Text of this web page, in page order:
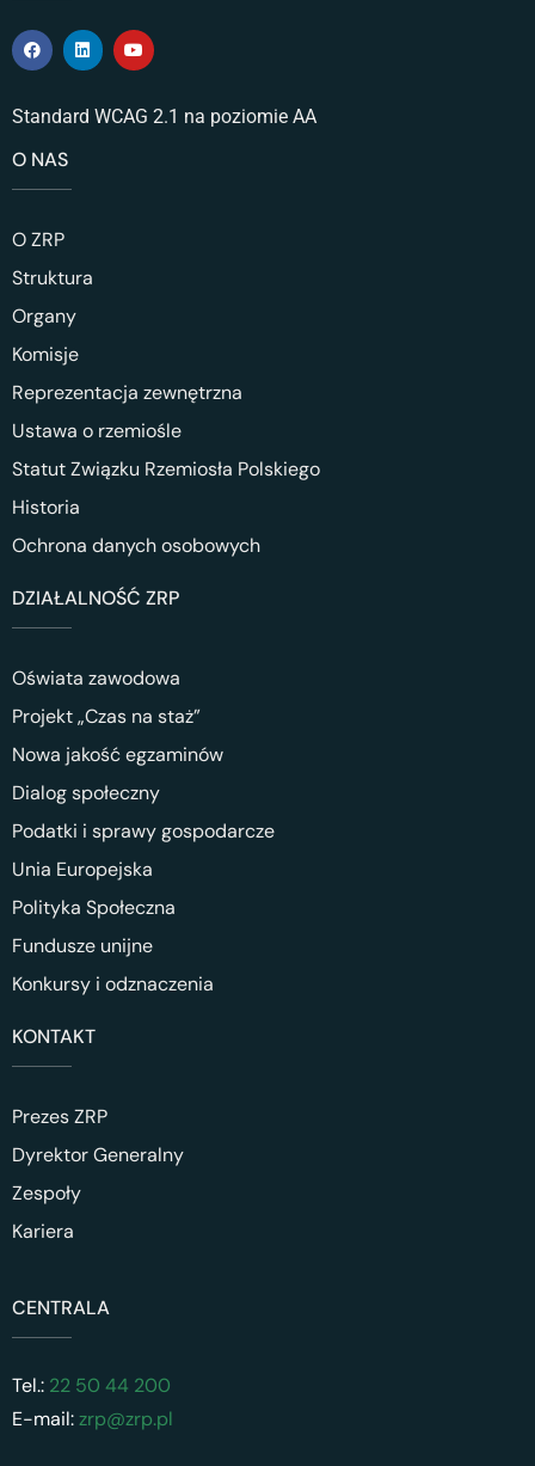
Standard WCAG 2.1 na poziomie AA
O NAS
O ZRP
Struktura
Organy
Komisje
Reprezentacja zewnętrzna
Ustawa o rzemiośle
Statut Związku Rzemiosła Polskiego
Historia
Ochrona danych osobowych
DZIAŁALNOŚĆ ZRP
Oświata zawodowa
Projekt „Czas na staż”
Nowa jakość egzaminów
Dialog społeczny
Podatki i sprawy gospodarcze
Unia Europejska
Polityka Społeczna
Fundusze unijne
Konkursy i odznaczenia
KONTAKT
Prezes ZRP
Dyrektor Generalny
Zespoły
Kariera
CENTRALA
Tel.: 22 50 44 200
E-mail:zrp@zrp.pl